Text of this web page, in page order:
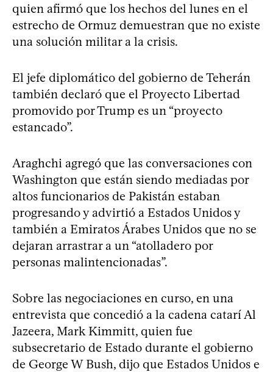
quien afirmó que los hechos del lunes en el
estrecho de Ormuz demuestran que no existe
una solución militar a la crisis.
El jefe diplomático del gobierno de Teherán
también declaró que el Proyecto Libertad
promovido por Trump es un “proyecto
estancado”.
Araghchi agregó que las conversaciones con
Washington que están siendo mediadas por
altos funcionarios de Pakistán estaban
progresando y advirtió a Estados Unidos y
también a Emiratos Árabes Unidos que no se
dejaran arrastrar a un “atolladero por
personas malintencionadas”.
Sobre las negociaciones en curso, en una
entrevista que concedió a la cadena catarí Al
Jazeera, Mark Kimmitt, quien fue
subsecretario de Estado durante el gobierno
de George W Bush, dijo que Estados Unidos e